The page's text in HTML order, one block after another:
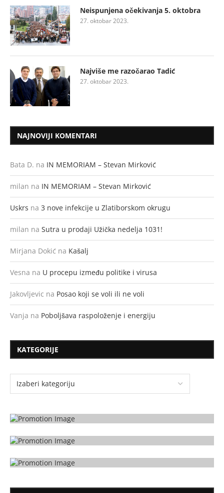
Neispunjena očekivanja 5. oktobra
27. oktobar 2023.
Najviše me razočarao Tadić
27. oktobar 2023.
NAJNOVIJI KOMENTARI
Bata D. na IN MEMORIAM – Stevan Mirković
milan na IN MEMORIAM – Stevan Mirković
Uskrs na 3 nove infekcije u Zlatiborskom okrugu
milan na Sutra u prodaji Užička nedelja 1031!
Mirjana Dokić na Kašalj
Vesna na U procepu između politike i virusa
Jakovljevic na Posao koji se voli ili ne voli
Vanja na Poboljšava raspoloženje i energiju
KATEGORIJE